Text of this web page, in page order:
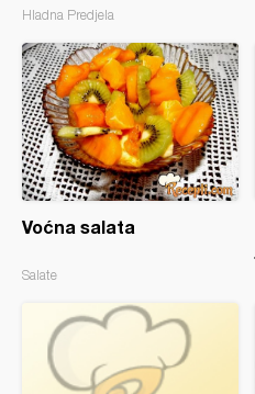
Hladna Predjela
Voćna salata
Salate